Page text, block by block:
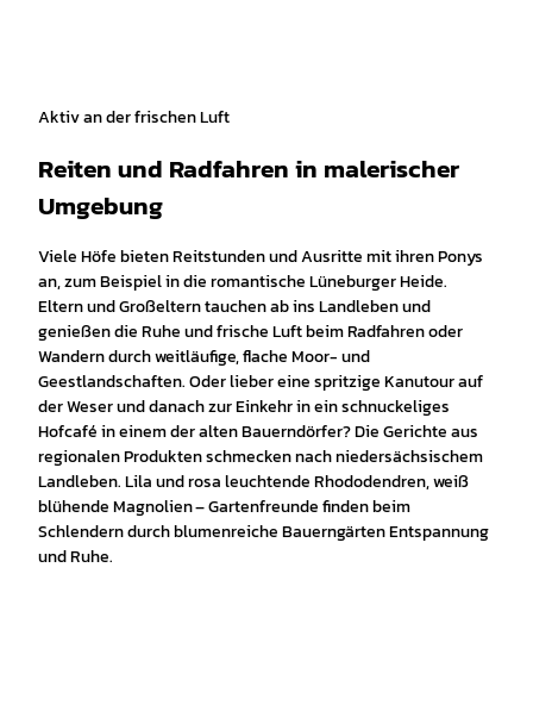
Aktiv an der frischen Luft
Reiten und Radfahren in malerischer
Umgebung
Viele Höfe bieten Reitstunden und Ausritte mit ihren Ponys
an, zum Beispiel in die romantische Lüneburger Heide.
Eltern und Großeltern tauchen ab ins Landleben und
genießen die Ruhe und frische Luft beim Radfahren oder
Wandern durch weitläufige, flache Moor- und
Geestlandschaften. Oder lieber eine spritzige Kanutour auf
der Weser und danach zur Einkehr in ein schnuckeliges
Hofcafé in einem der alten Bauerndörfer? Die Gerichte aus
regionalen Produkten schmecken nach niedersächsischem
Landleben. Lila und rosa leuchtende Rhododendren, weiß
blühende Magnolien – Gartenfreunde finden beim
Schlendern durch blumenreiche Bauerngärten Entspannung
und Ruhe.